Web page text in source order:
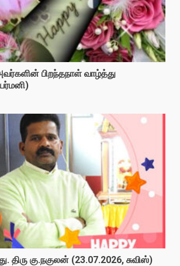
பிறந்தநாள் வாழ்த்து
திரு கு.நகுலன் (23.07.2026, சுவிஸ்)